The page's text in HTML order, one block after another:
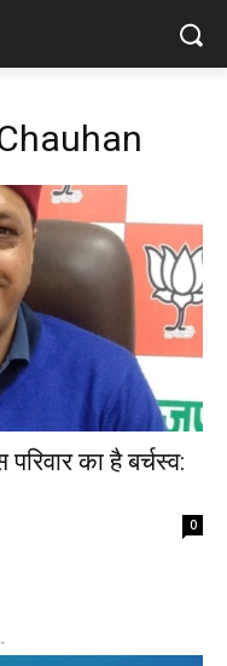
का है बर्चस्व:
0